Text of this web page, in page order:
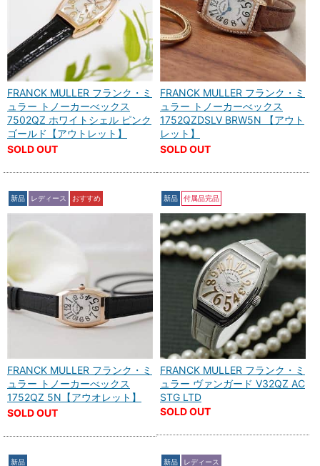
FRANCK MULLER フランク・ミ
ュラー トノーカーべックス
7502QZ ホワイトシェル ピンク
ゴールド【アウトレット】
SOLD OUT
FRANCK MULLER フランク・ミ
ュラー トノーカーべックス
1752QZDSLV BRW5N 【アウト
レット】
SOLD OUT
新品 レディース おすすめ
FRANCK MULLER フランク・ミ
ュラー トノーカーべックス
1752QZ 5N【アウオレット】
SOLD OUT
新品 付属品完品
FRANCK MULLER フランク・ミ
ュラー ヴァンガード V32QZ AC
STG LTD
SOLD OUT
新品 新品 レディース